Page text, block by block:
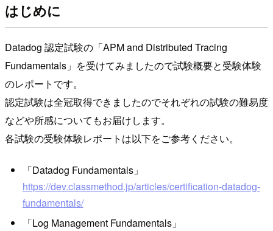
はじめに
Datadog 認定試験の「APM and Distributed Tracing
Fundamentals」を受けてみましたので試験概要と受験体験
のレポートです。
認定試験は全冠取得できましたのでそれぞれの試験の難易度
などや所感についてもお届けします。
各試験の受験体験レポートは以下をご参考ください。
「Datadog Fundamentals」
https://dev.classmethod.jp/articles/certification-datadog-
fundamentals/
「Log Management Fundamentals」